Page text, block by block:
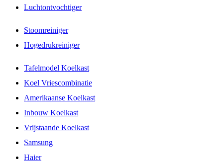
Luchtontvochtiger
Stoomreiniger
Hogedrukreiniger
Tafelmodel Koelkast
Koel Vriescombinatie
Amerikaanse Koelkast
Inbouw Koelkast
Vrijstaande Koelkast
Samsung
Haier